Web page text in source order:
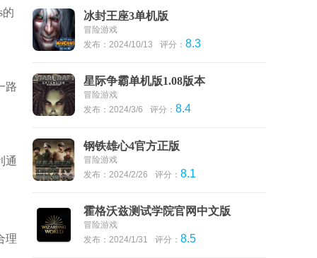
的
路
通
理
冰封王座3单机版
冒险游戏
发布：2024/10/13
评分： 8.3
星际争霸单机版1.08版本
冒险游戏
发布：2024/3/6
评分： 8.4
钢铁雄心4官方正版
冒险游戏
发布：2024/2/26
评分： 8.1
霍格沃兹测试学院官网中文版
冒险游戏
发布：2024/1/31
评分： 8.5